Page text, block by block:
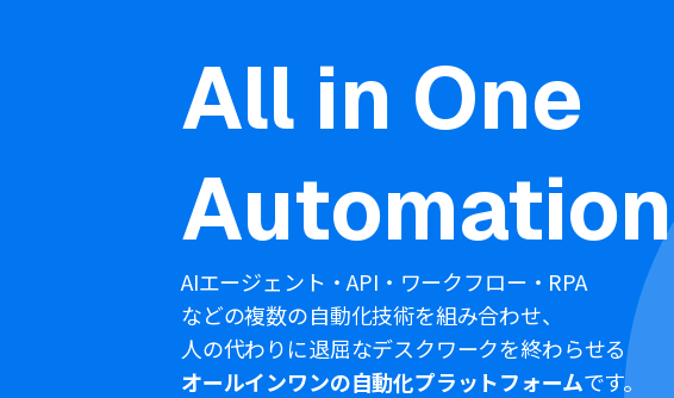
All in One
Automation
AIエージェント・API・ワークフロー・RPA
などの複数の自動化技術を組み合わせ、
人の代わりに退屈なデスクワークを終わらせる
オールインワンの自動化プラットフォームです。